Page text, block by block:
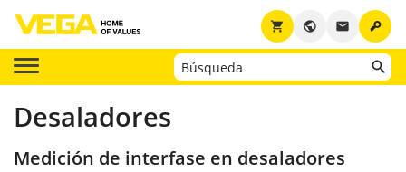
key
email
public
shopping_cart
Desaladores
Medición de interfase en desaladores